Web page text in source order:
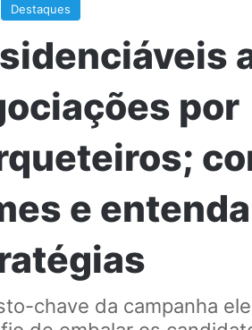
Destaques
por
e
chave da campanha